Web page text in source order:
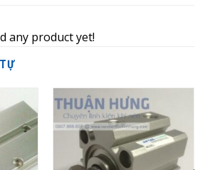
any product yet!